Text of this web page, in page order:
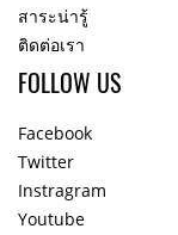
สาระน่ารู้
ติดต่อเรา
FOLLOW US
Facebook
Twitter
Instragram
Youtube